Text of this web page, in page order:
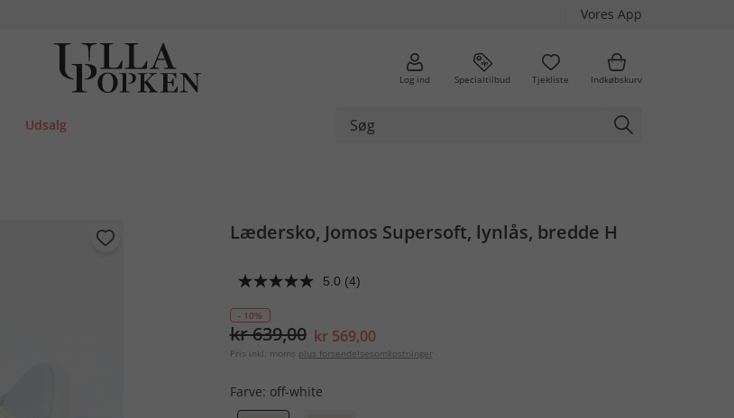
Vores App
Log ind Specialtilbud Tjekliste Indkøbskurv
Udsalg
Lædersko, Jomos Supersoft, lynlås, bredde H
5.0 (4)
- 10%
kr 639,00 kr 569,00
Pris inkl. moms plus forsendelsesomkostninger
Farve: off-white